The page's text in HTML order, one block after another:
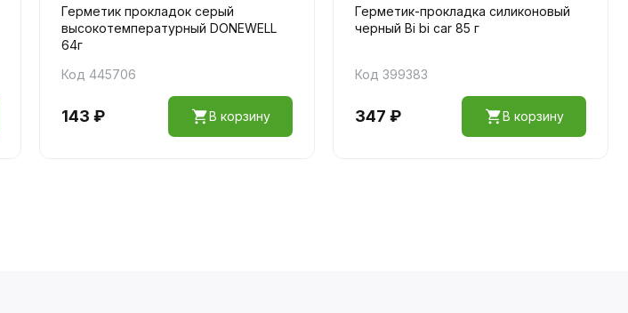
Герметик прокладок серый
высокотемпературный DONEWELL
64г
Код 445706
143 ₽ В корзину
Герметик-прокладка силиконовый
черный Bi bi car 85 г
Код 399383
347 ₽ В корзину